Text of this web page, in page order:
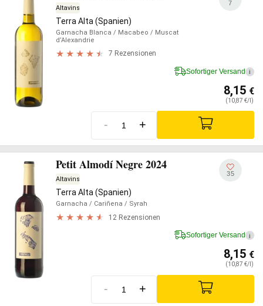
Altavins
Terra Alta (Spanien)
Garnacha Blanca / Macabeo / Muscat
d’Alexandrie
7 Rezensionen
7
Sofortiger Versand i
8,15 €
(10,87 €/l)
- +
Petit Almodí Negre 2024
Altavins
Terra Alta (Spanien)
Garnacha / Cariñena / Syrah
12 Rezensionen
35
Sofortiger Versand i
8,15 €
(10,87 €/l)
- +